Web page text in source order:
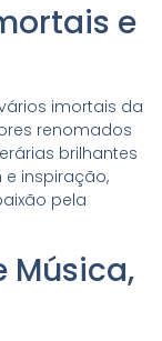
e
imortais da
renomados
brilhantes
inspiração,
pela
Música,